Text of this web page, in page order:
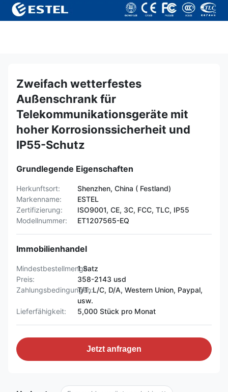
Zweifach wetterfestes
Außenschrank für
Telekommunikationsgeräte mit
hoher Korrosionssicherheit und
IP55-Schutz
Grundlegende Eigenschaften
Herkunftsort:
Shenzhen, China ( Festland)
Markenname:
ESTEL
Zertifizierung:
ISO9001, CE, 3C, FCC, TLC, IP55
Modellnummer:
ET1207565-EQ
Immobilienhandel
Mindestbestellmenge:
1 Satz
Preis:
358-2143 usd
Zahlungsbedingungen:T/T, L/C, D/A, Western Union, Paypal,
usw.
Lieferfähigkeit:
5,000 Stück pro Monat
Jetzt anfragen